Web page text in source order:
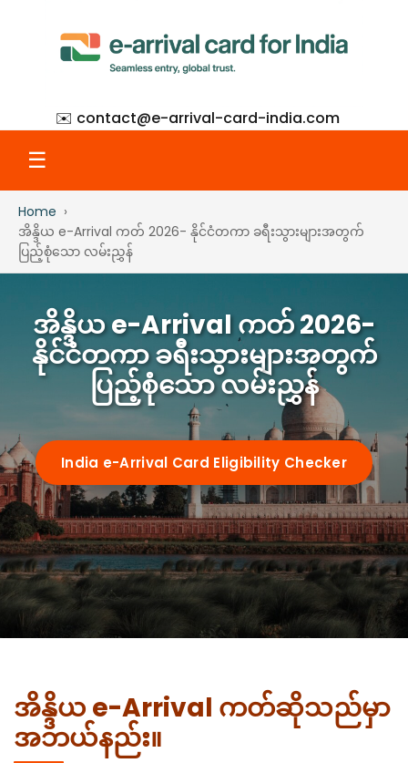
✉️ contact@e-arrival-card-india.com
☰
Home
What Is eAC
How to Apply
Step-by-Step with Screenshots
Visa Types
e-arrival card vs eVisa
Who Needs It
OCI Cardholders
Guides
72-Hour Rule
QR Code Guide
Common Mistakes
By Nationality
US Citizens
UK Citizens
Airports
Home
အိန္ဒိယ e-Arrival ကတ် 2026- နိုင်ငံတကာ ခရီးသွားများအတွက်
ပြည့်စုံသော လမ်းညွှန်
အိန္ဒိယ e-Arrival ကတ် 2026-
နိုင်ငံတကာ ခရီးသွားများအတွက်
ပြည့်စုံသော လမ်းညွှန်
India e-Arrival Card Eligibility Checker
အိန္ဒိယ e-Arrival ကတ်ဆိုသည်မှာ
အဘယ်နည်း။